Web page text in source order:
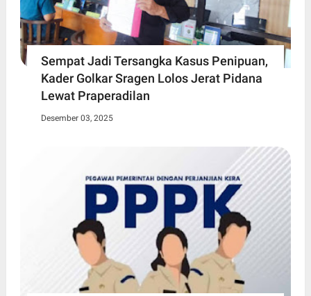
Sempat Jadi Tersangka Kasus Penipuan,
Kader Golkar Sragen Lolos Jerat Pidana
Lewat Praperadilan
Desember 03, 2025